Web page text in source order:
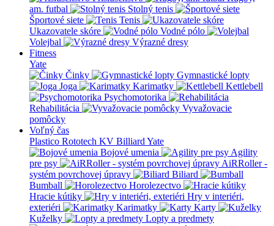
am. futbal
Stolný tenis
Športové siete
Tenis
Ukazovatele skóre
Vodné pólo
Volejbal
Výrazné dresy
Fitness
Yate
Činky
Gymnastické lopty
Joga
Karimatky
Kettlebell
Psychomotorika
Rehabilitácia
Vyvažovacie
pomôcky
Voľný čas
Plastico Rototech KV Billiard Yate
Bojové umenia
Agility
pre psy
AiRRoller -
systém povrchovej úpravy
Biliard
Bumball
Horolezectvo
Hracie kútiky
Hry v interiéri,
exteriéri
Karimatky
Karty
Kuželky
Lopty a predmety